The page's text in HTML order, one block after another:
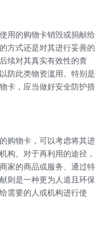
用的购物卡销毁或捐献给
方式还是对其进行妥善的
续对其真实有效性的查
防此类物资滥用。特别是
卡，应当做好安全防护措
购物卡，可以考虑将其进
构。对于再利用的途径，
家的商品或服务、通过特
则是一种更为人道且环保
需要的人或机构进行使